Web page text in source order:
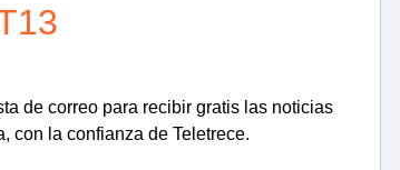
de correo para recibir gratis las noticias
con la confianza de Teletrece.